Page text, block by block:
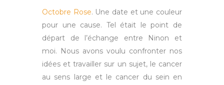
Octobre Rose. Une date et une couleur
pour une cause. Tel était le point de
départ de l’échange entre Ninon et
moi. Nous avons voulu confronter nos
idées et travailler sur un sujet, le cancer
au sens large et le cancer du sein en